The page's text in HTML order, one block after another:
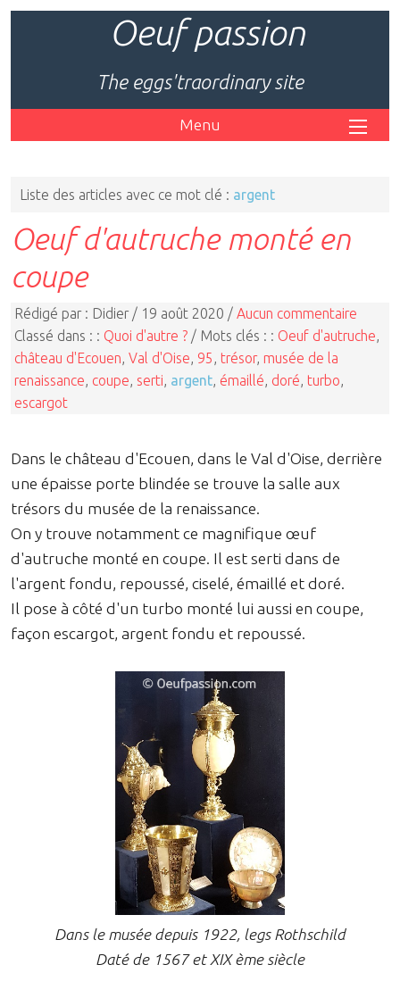
Oeuf passion
The eggs'traordinary site
Menu
Liste des articles avec ce mot clé : argent
Oeuf d'autruche monté en
coupe
Rédigé par : Didier / 19 août 2020 / Aucun commentaire
Classé dans : : Quoi d'autre ? / Mots clés : : Oeuf d'autruche
château d'Ecouen Val d'Oise 95 trésor, musée de la
renaissance coupe serti argent émaillé doré turbo
escargot
Dans le château d'Ecouen, dans le Val d'Oise, derrière
une épaisse porte blindée se trouve la salle aux
trésors du musée de la renaissance.
On y trouve notamment ce magnifique œuf
d'autruche monté en coupe. Il est serti dans de
l'argent fondu, repoussé, ciselé, émaillé et doré.
Il pose à côté d'un turbo monté lui aussi en coupe,
façon escargot, argent fondu et repoussé.
Dans le musée depuis 1922, legs Rothschild
Daté de 1567 et XIX ème siècle